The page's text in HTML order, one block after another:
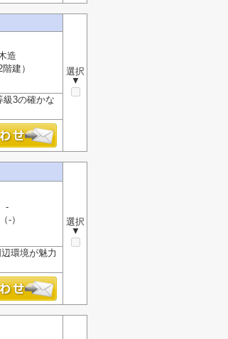
選択
▼
造
建）
級3の確かな
選択
▼
-
-）
環境が魅力